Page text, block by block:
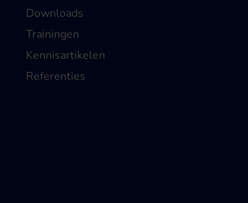
Downloads
Trainingen
Kennisartikelen
Referenties